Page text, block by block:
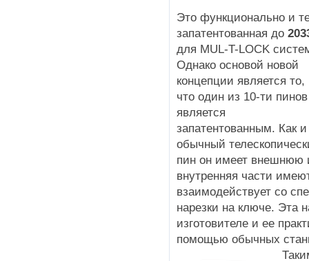
Это функционально и
запатентованная до
для MUL-T-LOCK
Однако основой новой
концепции является то,
что один из 10-ти пинов
является
запатентованным. Как и
обычный
пин он имеет внешнюю
внутренняя части
взаимодействует со
нарезки на ключе. Эта
изготовителе и ее
помощью обычных